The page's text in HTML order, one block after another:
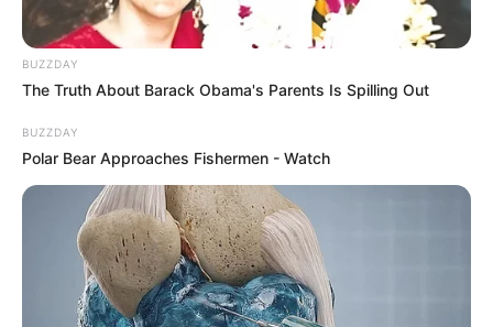
BUZZDAY
The Truth About Barack Obama's Parents Is Spilling Out
BUZZDAY
Polar Bear Approaches Fishermen - Watch